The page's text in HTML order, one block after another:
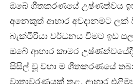
ඔබේ ශීතකරණයේ උෂ්ණත්වය
අනෙකුත් ආහාර අවදානමට ලක්
බැක්ටීරියා වර්ධනය වීමට ඉඩ
ඔබේ ආහාර කාමර
සිසිල් වූ වහා ම ශීතකරණයේ
වාතාවරණයක් තුළ, ආහාර